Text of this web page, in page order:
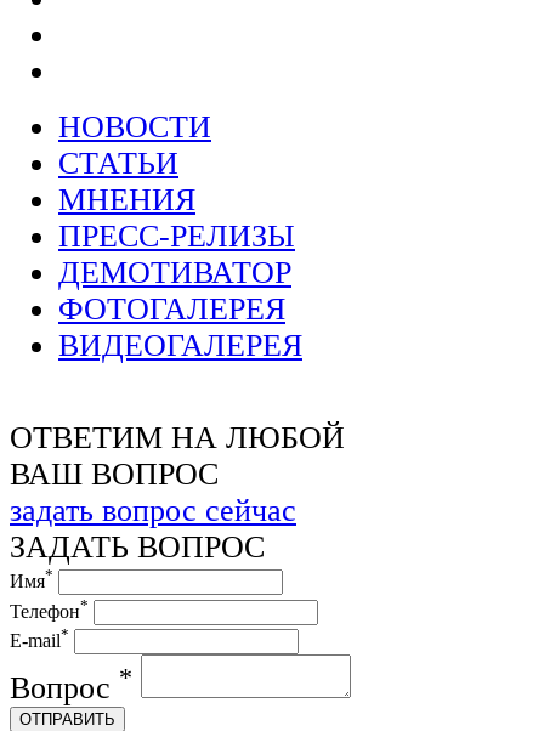
НОВОСТИ
СТАТЬИ
МНЕНИЯ
ПРЕСС-РЕЛИЗЫ
ДЕМОТИВАТОР
ФОТОГАЛЕРЕЯ
ВИДЕОГАЛЕРЕЯ
ОТВЕТИМ НА ЛЮБОЙ
ВАШ ВОПРОС
задать вопрос сейчас
ЗАДАТЬ ВОПРОС
Имя*
Телефон*
E-mail*
Вопрос *
ОТПРАВИТЬ